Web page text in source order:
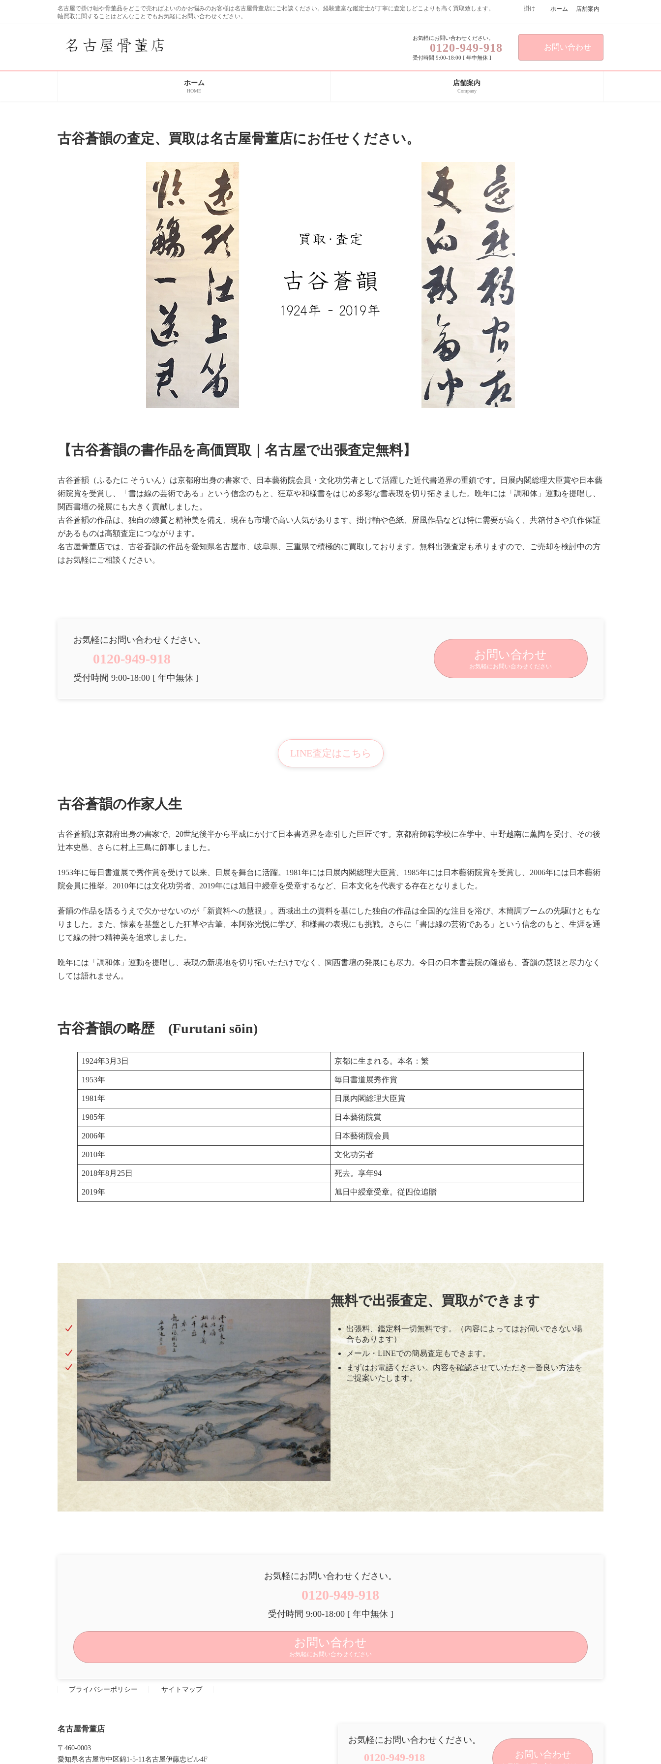
名古屋で掛け軸や骨董品をどこで売ればよいのかお悩みのお客様は名古屋骨董店にご相談ください。経験豊富な鑑定士が丁寧に査定しどこよりも高く買取致します。 掛け
軸買取に関することはどんなことでもお気軽にお問い合わせください。
ホーム 店舗案内
お気軽にお問い合わせください。
0120-949-918
受付時間 9:00-18:00 [ 年中無休 ]
お問い合わせ
ホーム
HOME
店舗案内
Company
古谷蒼韻の査定、買取は名古屋骨董店にお任せください。
【古谷蒼韻の書作品を高価買取｜名古屋で出張査定無料】
古谷蒼韻（ふるたに そういん）は京都府出身の書家で、日本藝術院会員・文化功労者として活躍した近代書道界の重鎮です。日展内閣総理大臣賞や日本藝
術院賞を受賞し、「書は線の芸術である」という信念のもと、狂草や和様書をはじめ多彩な書表現を切り拓きました。晩年には「調和体」運動を提唱し、
関西書壇の発展にも大きく貢献しました。
古谷蒼韻の作品は、独自の線質と精神美を備え、現在も市場で高い人気があります。掛け軸や色紙、屏風作品などは特に需要が高く、共箱付きや真作保証
があるものは高額査定につながります。
名古屋骨董店では、古谷蒼韻の作品を愛知県名古屋市、岐阜県、三重県で積極的に買取しております。無料出張査定も承りますので、ご売却を検討中の方
はお気軽にご相談ください。
お気軽にお問い合わせください。
0120-949-918
受付時間 9:00-18:00 [ 年中無休 ]
お問い合わせ
お気軽にお問い合わせください
LINE査定はこちら
古谷蒼韻の作家人生
古谷蒼韻は京都府出身の書家で、20世紀後半から平成にかけて日本書道界を牽引した巨匠です。京都府師範学校に在学中、中野越南に薫陶を受け、その後
辻本史邑、さらに村上三島に師事しました。
1953年に毎日書道展で秀作賞を受けて以来、日展を舞台に活躍。1981年には日展内閣総理大臣賞、1985年には日本藝術院賞を受賞し、2006年には日本藝術
院会員に推挙。2010年には文化功労者、2019年には旭日中綬章を受章するなど、日本文化を代表する存在となりました。
蒼韻の作品を語るうえで欠かせないのが「新資料への慧眼」。西域出土の資料を基にした独自の作品は全国的な注目を浴び、木簡調ブームの先駆けともな
りました。また、懐素を基盤とした狂草や古筆、本阿弥光悦に学び、和様書の表現にも挑戦。さらに「書は線の芸術である」という信念のもと、生涯を通
じて線の持つ精神美を追求しました。
晩年には「調和体」運動を提唱し、表現の新境地を切り拓いただけでなく、関西書壇の発展にも尽力。今日の日本書芸院の隆盛も、蒼韻の慧眼と尽力なく
しては語れません。
古谷蒼韻の略歴 (Furutani sōin)
1924年3月3日 京都に生まれる。本名：繁
1953年 毎日書道展秀作賞
1981年 日展内閣総理大臣賞
1985年 日本藝術院賞
2006年 日本藝術院会員
2010年 文化功労者
2018年8月25日 死去。享年94
2019年 旭日中綬章受章。従四位追贈
無料で出張査定、買取ができます
出張料、鑑定料一切無料です。（内容によってはお伺いできない場
合もあります）
メール・LINEでの簡易査定もできます。
まずはお電話ください。内容を確認させていただき一番良い方法を
ご提案いたします。
お気軽にお問い合わせください。
0120-949-918
受付時間 9:00-18:00 [ 年中無休 ]
お問い合わせ
お気軽にお問い合わせください
プライバシーポリシー サイトマップ
名古屋骨董店
〒460-0003
愛知県名古屋市中区錦1-5-11名古屋伊藤忠ビル4F
お気軽にお問い合わせください。
0120-949-918 お問い合わせ